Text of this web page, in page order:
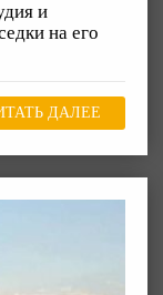
и
на его
ДАЛЕЕ